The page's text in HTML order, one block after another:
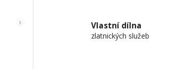
Vlastní dílna
zlatnických služeb